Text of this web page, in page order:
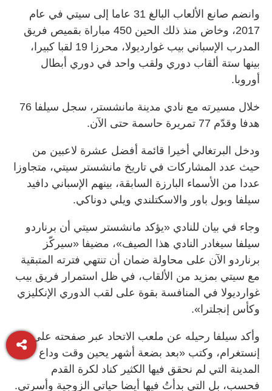
وانضم صانع الألعاب البالغ 31 عاما إلى سيتي في عام
2017، وخاض منذ ذلك الحين 450 مباراة بقميص فريق
المدرب الإسباني بيب غوارديولا، محرزا 19 لقبا كبيرا،
بينها ستة ألقاب دوري ولقب واحد في دوري أبطال
أوروبا.
خلال مسيرته مع نادي مدينة مانشستر، سجل سيلفا 76
هدفا وقدّم 77 تمريرة حاسمة حتى الآن.
ودخل البرتغالي أخيرا قائمة أفضل عشرة لاعبين من
حيث عدد المشاركات في تاريخ مانشستر سيتي، متجاوزا
عددا من الأسماء البارزة السابقة، بينهم الإسباني دافيد
سيلفا وبول باور والاسكتلندي ويلي دوناكي.
وجاء في بيان للنادي «يؤكد مانشستر سيتي أن برناردو
سيلفا سيغادر النادي هذا الصيف»، مضيفا «سيركّز
برناردو الآن على محاولة ضمان أن تنتهي فترته المتبقية
مع سيتي بمزيد من الألقاب، في ظل استمرار فريق بيب
غوارديولا في المنافسة بقوة على لقب الدوري الإنكليزي
وكأس إنجلترا».
وأكد سيلفا رحيله عن ملعب الاتحاد عبر صفحته على
إنستغرام، وكتب «بعد بضعة أشهر يحين وقت وداع
المدينة التي لم نحقق فيها الكثير كناد لكرة القدم
فحسب، بل التي بدأتُ فيها أيضا حياتي الزوجية وأسرتي.